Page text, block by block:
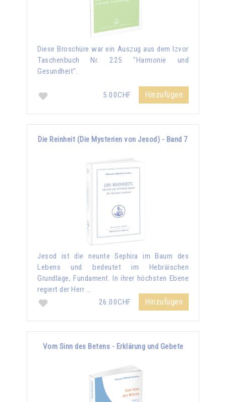
Diese Broschüre war ein Auszug aus dem Izvor
Taschenbuch Nr. 225 "Harmonie und
Gesundheit".
5.00CHF Hinzufügen
Die Reinheit (Die Mysterien von Jesod) - Band 7
Jesod ist die neunte Sephira im Baum des
Lebens und bedeutet im Hebräischen
Grundlage, Fundament. In ihrer höchsten Ebene
regiert der Herr …
26.00CHF
Hinzufügen
Vom Sinn des Betens - Erklärung und Gebete